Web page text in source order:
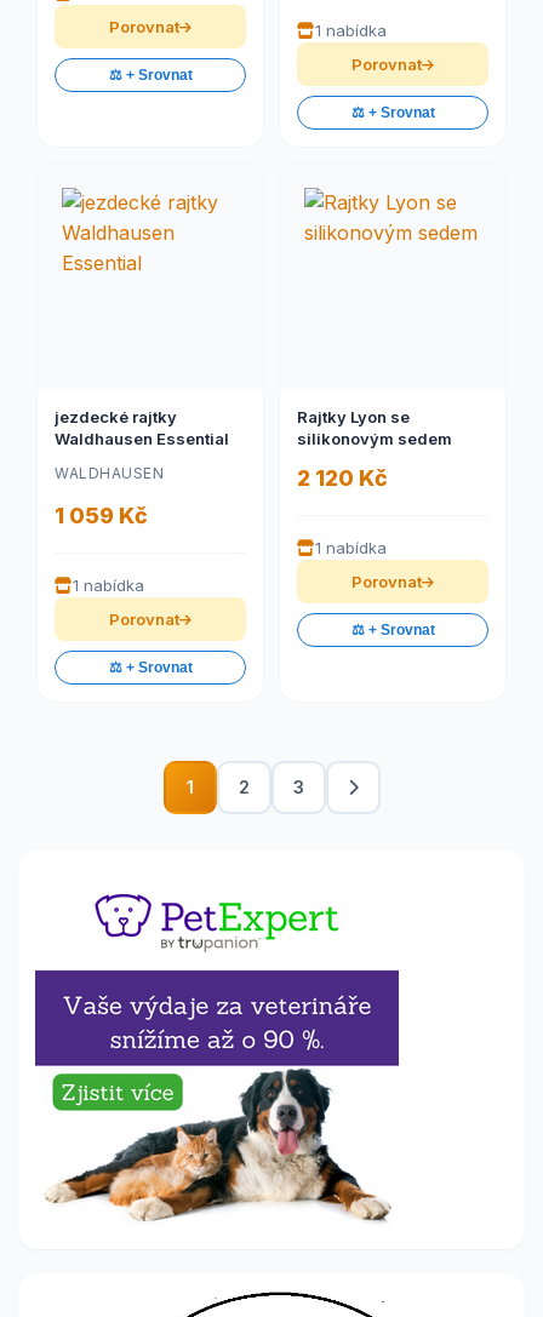
Porovnat
⚖️ + Srovnat
1 nabídka
Porovnat
⚖️ + Srovnat
jezdecké rajtky
Waldhausen Essential
WALDHAUSEN
1 059 Kč
1 nabídka
Porovnat
⚖️ + Srovnat
Rajtky Lyon se
silikonovým sedem
2 120 Kč
1 nabídka
Porovnat
⚖️ + Srovnat
1 2 3